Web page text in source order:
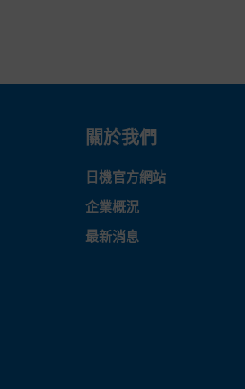
關於我們
日機官方網站
企業概況
最新消息